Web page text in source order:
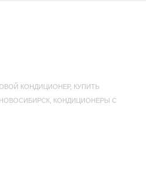
КОНДИЦИОНЕР, КУПИТЬ
КОНДИЦИОНЕРЫ С